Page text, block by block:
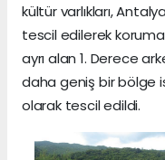
kültür varlıkları,
tescil edilerek koruma
ayrı alan 1. Derece
daha geniş bir bölge
olarak tescil edildi.